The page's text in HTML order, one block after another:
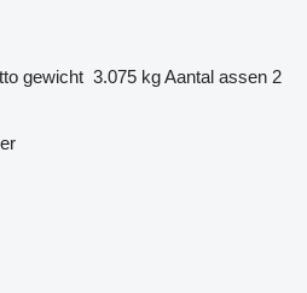
gewicht 3.075 kgAantal assen 2